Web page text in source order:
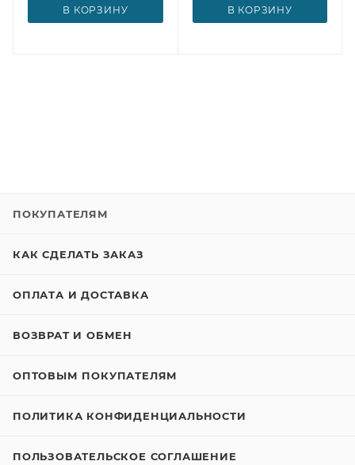
В КОРЗИНУ В КОРЗИНУ
ПОКУПАТЕЛЯМ
КАК СДЕЛАТЬ ЗАКАЗ
ОПЛАТА И ДОСТАВКА
ВОЗВРАТ И ОБМЕН
ОПТОВЫМ ПОКУПАТЕЛЯМ
ПОЛИТИКА КОНФИДЕНЦИАЛЬНОСТИ
ПОЛЬЗОВАТЕЛЬСКОЕ СОГЛАШЕНИЕ